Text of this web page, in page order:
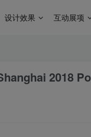
设计效果 互动展项
2018